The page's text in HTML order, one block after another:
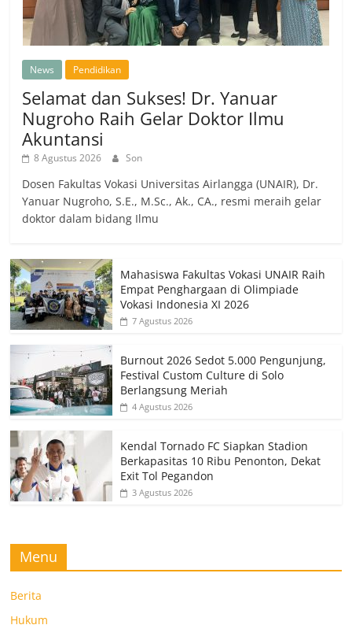
News Pendidikan
Selamat dan Sukses! Dr. Yanuar
Nugroho Raih Gelar Doktor Ilmu
Akuntansi
8 Agustus 2026 Son
Dosen Fakultas Vokasi Universitas Airlangga (UNAIR), Dr.
Yanuar Nugroho, S.E., M.Sc., Ak., CA., resmi meraih gelar
doktor dalam bidang Ilmu
Mahasiswa Fakultas Vokasi UNAIR Raih
Empat Penghargaan di Olimpiade
Vokasi Indonesia XI 2026
7 Agustus 2026
Burnout 2026 Sedot 5.000 Pengunjung,
Festival Custom Culture di Solo
Berlangsung Meriah
4 Agustus 2026
Kendal Tornado FC Siapkan Stadion
Berkapasitas 10 Ribu Penonton, Dekat
Exit Tol Pegandon
3 Agustus 2026
Menu
Berita
Hukum